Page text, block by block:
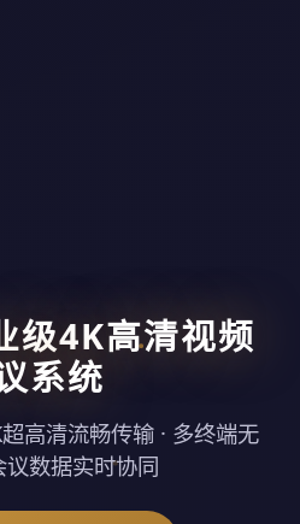
级4K高清视频
系统
高清流畅传输 · 多终端无
议数据实时协同